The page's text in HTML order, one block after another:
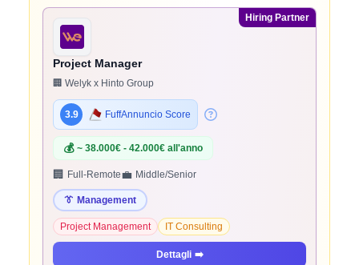
Hiring Partner
Project Manager
🏢 Welyk x Hinto Group
3.9 FuffAnnuncio Score
💰 ~ 38.000€ - 42.000€ all'anno
🏢 Full-Remote💼 Middle/Senior
👔 Management
Project Management IT Consulting
Dettagli ➡️